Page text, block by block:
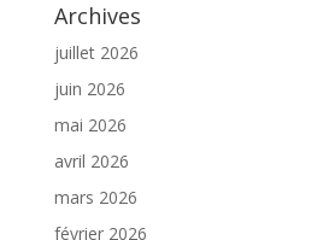
Archives
juillet 2026
juin 2026
mai 2026
avril 2026
mars 2026
février 2026